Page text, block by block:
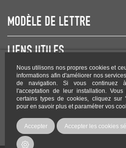
Nous utilisons nos propres cookies et
informations afin d'améliorer nos
de navigation. Si vous continuez
l'acceptation de leur installation.
certains types de cookies, cliquez sur
pour en savoir plus et paramétrer vos
Accepter Accepter les cookies
MODÈLE DE LETTRE
LIENS UTILES
NEWSLETTER